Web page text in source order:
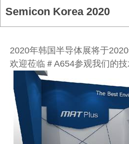
Semicon Korea 2020
2020年韩国半导体展将于
欢迎莅临＃A654参观我们的技